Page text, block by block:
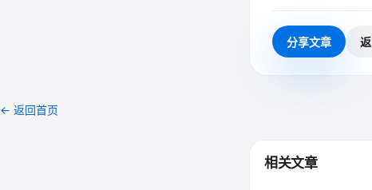
分享文章
← 返回首页
相关文章